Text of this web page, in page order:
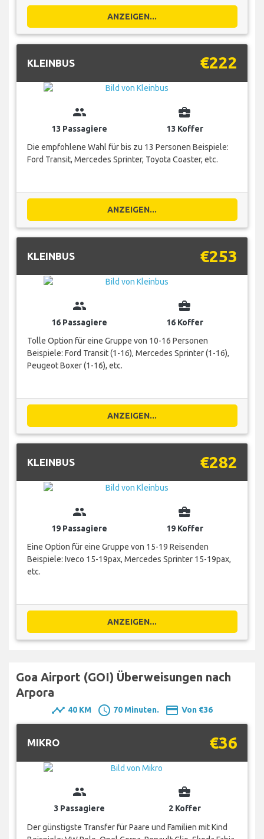
ANZEIGEN...
KLEINBUS €222
group
13 Passagiere
business_center
13 Koffer
Die empfohlene Wahl für bis zu 13 Personen Beispiele:
Ford Transit, Mercedes Sprinter, Toyota Coaster, etc.
ANZEIGEN...
KLEINBUS €253
group
16 Passagiere
business_center
16 Koffer
Tolle Option für eine Gruppe von 10-16 Personen
Beispiele: Ford Transit (1-16), Mercedes Sprinter (1-16),
Peugeot Boxer (1-16), etc.
ANZEIGEN...
KLEINBUS €282
group
19 Passagiere
business_center
19 Koffer
Eine Option für eine Gruppe von 15-19 Reisenden
Beispiele: Iveco 15-19pax, Mercedes Sprinter 15-19pax,
etc.
ANZEIGEN...
Goa Airport (GOI) Überweisungen nach
Arpora
timeline 40 KM schedule 70 Minuten. payment Von €36
MIKRO €36
group
3 Passagiere
business_center
2 Koffer
Der günstigste Transfer für Paare und Familien mit Kind